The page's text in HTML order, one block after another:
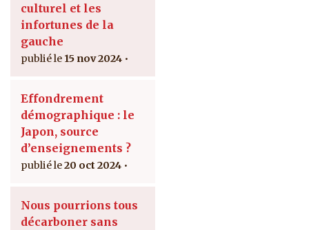
culturel et les
infortunes de la
gauche
15 nov 2024
Effondrement
démographique : le
Japon, source
d’enseignements ?
20 oct 2024
Nous pourrions tous
décarboner sans